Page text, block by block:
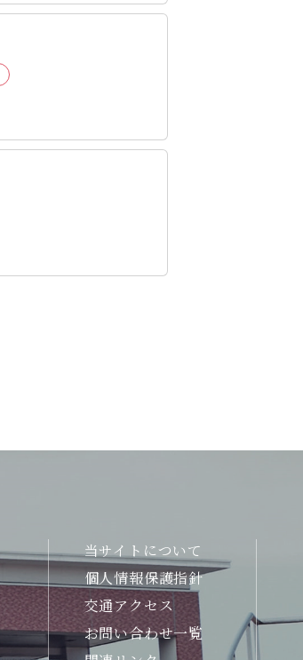
当サイトについて
個人情報保護指針
交通アクセス
お問い合わせ一覧